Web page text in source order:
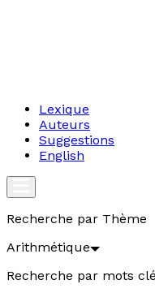
Lexique
Auteurs
Suggestions
English
Recherche par Thème
Arithmétique
Recherche par mots